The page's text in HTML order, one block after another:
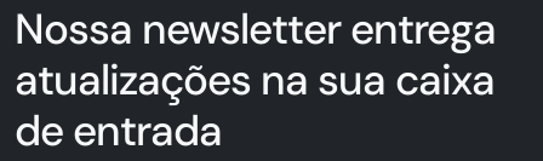
Nossa newsletter entrega
atualizações na sua caixa
de entrada